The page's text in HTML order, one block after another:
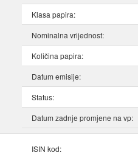
Klasa papira:
Nominalna vrijednost:
Količina papira:
Datum emisije:
Status:
Datum zadnje promjene na vp:
ISIN kod: